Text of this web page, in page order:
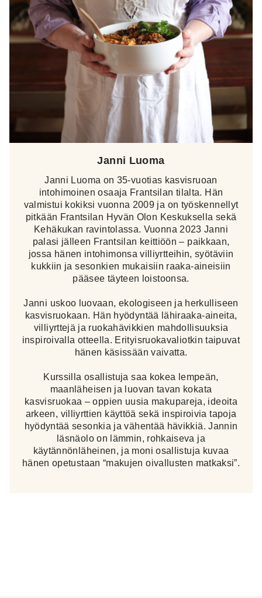
Janni Luoma
Janni Luoma on 35-vuotias kasvisruoan
intohimoinen osaaja Frantsilan tilalta. Hän
valmistui kokiksi vuonna 2009 ja on työskennellyt
pitkään Frantsilan Hyvän Olon Keskuksella sekä
Kehäkukan ravintolassa. Vuonna 2023 Janni
palasi jälleen Frantsilan keittiöön – paikkaan,
jossa hänen intohimonsa villiyrtteihin, syötäviin
kukkiin ja sesonkien mukaisiin raaka-aineisiin
pääsee täyteen loistoonsa.
Janni uskoo luovaan, ekologiseen ja herkulliseen
kasvisruokaan. Hän hyödyntää lähiraaka-aineita,
villiyrttejä ja ruokahävikkien mahdollisuuksia
inspiroivalla otteella. Erityisruokavaliotkin taipuvat
hänen käsissään vaivatta.
Kurssilla osallistuja saa kokea lempeän,
maanläheisen ja luovan tavan kokata
kasvisruokaa – oppien uusia makupareja, ideoita
arkeen, villiyrttien käyttöä sekä inspiroivia tapoja
hyödyntää sesonkia ja vähentää hävikkiä. Jannin
läsnäolo on lämmin, rohkaiseva ja
käytännönläheinen, ja moni osallistuja kuvaa
hänen opetustaan “makujen oivallusten matkaksi”.